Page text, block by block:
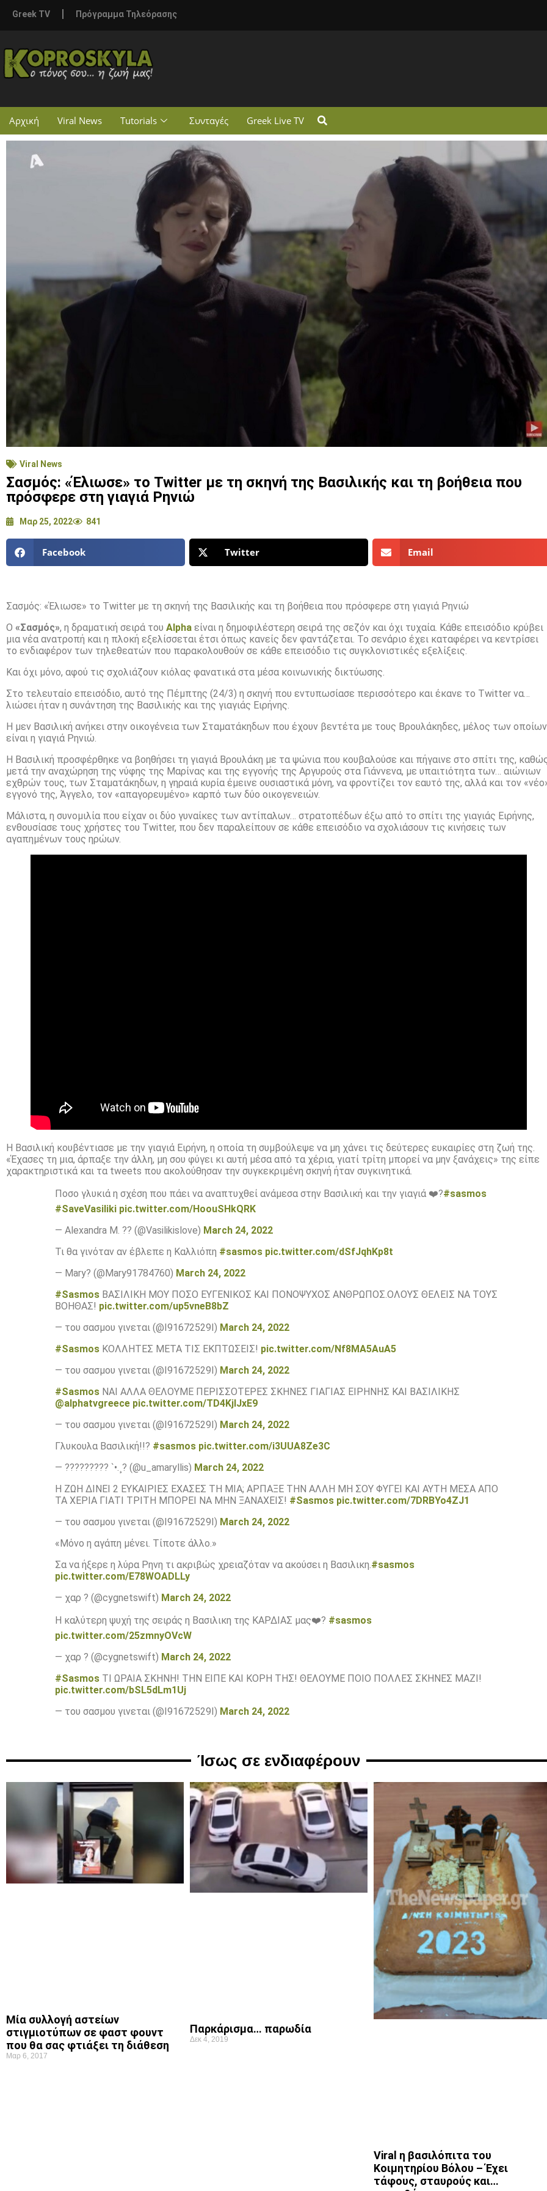
Greek TV Πρόγραμμα Τηλεόρασης
Αρχική Viral News Tutorials Συνταγές Greek Live TV
Viral News
Σασμός: «Έλιωσε» το Twitter με τη σκηνή της Βασιλικής και τη βοήθεια που
πρόσφερε στη γιαγιά Ρηνιώ
Μαρ 25, 2022 841
Facebook Twitter Email
Σασμός: «Έλιωσε» το Twitter με τη σκηνή της Βασιλικής και τη βοήθεια που πρόσφερε στη γιαγιά Ρηνιώ
Ο «Σασμός», η δραματική σειρά του Alpha είναι η δημοφιλέστερη σειρά της σεζόν και όχι τυχαία. Κάθε επεισόδιο κρύβει
μια νέα ανατροπή και η πλοκή εξελίσσεται έτσι όπως κανείς δεν φαντάζεται. Το σενάριο έχει καταφέρει να κεντρίσει
το ενδιαφέρον των τηλεθεατών που παρακολουθούν σε κάθε επεισόδιο τις συγκλονιστικές εξελίξεις.
Και όχι μόνο, αφού τις σχολιάζουν κιόλας φανατικά στα μέσα κοινωνικής δικτύωσης.
Στο τελευταίο επεισόδιο, αυτό της Πέμπτης (24/3) η σκηνή που εντυπωσίασε περισσότερο και έκανε το Twitter να…
λιώσει ήταν η συνάντηση της Βασιλικής και της γιαγιάς Ειρήνης.
Η μεν Βασιλική ανήκει στην οικογένεια των Σταματάκηδων που έχουν βεντέτα με τους Βρουλάκηδες, μέλος των οποίων
είναι η γιαγιά Ρηνιώ.
Η Βασιλική προσφέρθηκε να βοηθήσει τη γιαγιά Βρουλάκη με τα ψώνια που κουβαλούσε και πήγαινε στο σπίτι της,
μετά την αναχώρηση της νύφης της Μαρίνας και της εγγονής της Αργυρούς στα Γιάννενα, με υπαιτιότητα των… αιώνιων
εχθρών τους, των Σταματάκηδων, η γηραιά κυρία έμεινε ουσιαστικά μόνη, να φροντίζει τον εαυτό της, αλλά και τον
εγγονό της, Άγγελο, τον «απαγορευμένο» καρπό των δύο οικογενειών.
Μάλιστα, η συνομιλία που είχαν οι δύο γυναίκες των αντίπαλων… στρατοπέδων έξω από το σπίτι της γιαγιάς Ειρήνης,
ενθουσίασε τους χρήστες του Twitter, που δεν παραλείπουν σε κάθε επεισόδιο να σχολιάσουν τις κινήσεις των
αγαπημένων τους ηρώων.
Η Βασιλική κουβέντιασε με την γιαγιά Ειρήνη, η οποία τη συμβούλεψε να μη χάνει τις δεύτερες ευκαιρίες στη ζωή της.
«Έχασες τη μια, άρπαξε την άλλη, μη σου φύγει κι αυτή μέσα από τα χέρια, γιατί τρίτη μπορεί να μην ξανάχεις» της είπε
χαρακτηριστικά και τα tweets που ακολούθησαν την συγκεκριμένη σκηνή ήταν συγκινητικά.
Ποσο γλυκιά η σχέση που πάει να αναπτυχθεί ανάμεσα στην Βασιλική και την γιαγιά ❤️?#sasmos
#SaveVasiliki pic.twitter.com/HoouSHkQRK
— Alexandra M. ?? (@Vasilikislove) March 24, 2022
Τι θα γινόταν αν έβλεπε η Καλλιόπη #sasmos pic.twitter.com/dSfJqhKp8t
— Mary? (@Mary91784760) March 24, 2022
#Sasmos ΒΑΣΙΛΙΚΗ ΜΟΥ ΠΟΣΟ ΕΥΓΕΝΙΚΟΣ ΚΑΙ ΠΟΝΟΨΥΧΟΣ ΑΝΘΡΩΠΟΣ.ΟΛΟΥΣ ΘΕΛΕΙΣ ΝΑ ΤΟΥΣ
ΒΟΗΘΑΣ! pic.twitter.com/up5vneB8bZ
— του σασμου γινεται (@I91672529I) March 24, 2022
#Sasmos ΚΟΛΛΗΤΕΣ ΜΕΤΑ ΤΙΣ ΕΚΠΤΩΣΕΙΣ! pic.twitter.com/Nf8MA5AuA5
— του σασμου γινεται (@I91672529I) March 24, 2022
#Sasmos ΝΑΙ ΑΛΛΑ ΘΕΛΟΥΜΕ ΠΕΡΙΣΣΟΤΕΡΕΣ ΣΚΗΝΕΣ ΓΙΑΓΙΑΣ ΕΙΡΗΝΗΣ ΚΑΙ ΒΑΣΙΛΙΚΗΣ
@alphatvgreece pic.twitter.com/TD4KjIJxE9
— του σασμου γινεται (@I91672529I) March 24, 2022
Γλυκουλα Βασιλική!!? #sasmos pic.twitter.com/i3UUA8Ze3C
— ????????? `•.¸? (@u_amaryllis) March 24, 2022
Η ΖΩΗ ΔΙΝΕΙ 2 ΕΥΚΑΙΡΙΕΣ ΕΧΑΣΕΣ ΤΗ ΜΙΑ; ΑΡΠΑΞΕ ΤΗΝ ΑΛΛΗ ΜΗ ΣΟΥ ΦΥΓΕΙ ΚΑΙ ΑΥΤΗ ΜΕΣΑ ΑΠΟ
ΤΑ ΧΕΡΙΑ ΓΙΑΤΙ ΤΡΙΤΗ ΜΠΟΡΕΙ ΝΑ ΜΗΝ ΞΑΝΑΧΕΙΣ! #Sasmos pic.twitter.com/7DRBYo4ZJ1
— του σασμου γινεται (@I91672529I) March 24, 2022
«Μόνο η αγάπη μένει. Τίποτε άλλο.»
Σα να ήξερε η λύρα Ρηνη τι ακριβώς χρειαζόταν να ακούσει η Βασιλικη.#sasmos
pic.twitter.com/E78WOADLLy
— χαρ ? (@cygnetswift) March 24, 2022
Η καλύτερη ψυχή της σειράς η Βασιλικη της ΚΑΡΔΙΑΣ μας❤️? #sasmos
pic.twitter.com/25zmnyOVcW
— χαρ ? (@cygnetswift) March 24, 2022
#Sasmos ΤΙ ΩΡΑΙΑ ΣΚΗΝΗ! ΤΗΝ ΕΙΠΕ ΚΑΙ ΚΟΡΗ ΤΗΣ! ΘΕΛΟΥΜΕ ΠΟΙΟ ΠΟΛΛΕΣ ΣΚΗΝΕΣ ΜΑΖΙ!
pic.twitter.com/bSL5dLm1Uj
— του σασμου γινεται (@I91672529I) March 24, 2022
Ίσως σε ενδιαφέρουν
Μία συλλογή αστείων
στιγμιοτύπων σε φαστ φουντ
που θα σας φτιάξει τη διάθεση
Μαρ 6, 2017
Παρκάρισμα… παρωδία
Δεκ 4, 2019
Viral η βασιλόπιτα του
Κοιμητηρίου Βόλου – Έχει
τάφους, σταυρούς και…